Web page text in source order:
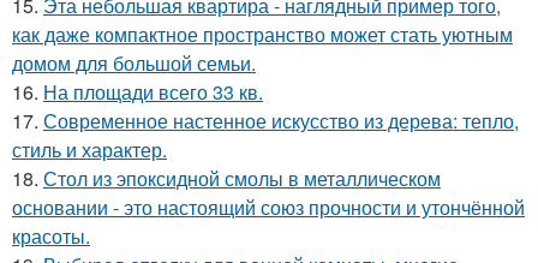
как даже компактное пространство может стать уютным
домом для большой семьи.
16. На площади всего 33 кв.
17. Современное настенное искусство из дерева: тепло,
стиль и характер.
18. Стол из эпоксидной смолы в металлическом
основании - это настоящий союз прочности и утончённой
красоты.